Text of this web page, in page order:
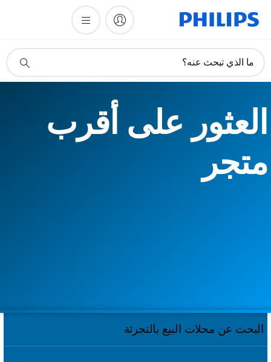
دعم
ما الذي تبحث عنه؟
العثور على أقرب
متجر
البحث عن محلات البيع بالتجزئة